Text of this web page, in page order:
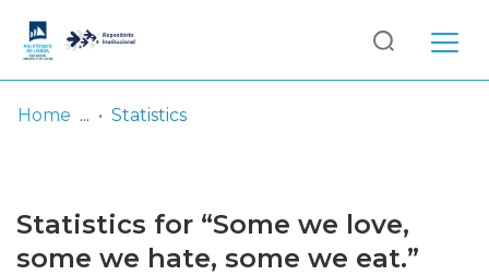
Browse repository
Log
In
Home Statistics
Statistics for “Some we love,
some we hate, some we eat.”